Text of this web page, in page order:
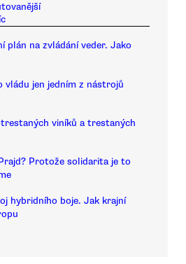
plán na zvládání veder. Jako
vládu jen jedním z nástrojů
viníků a trestaných
Protože solidarita je to
hybridního boje. Jak krajní